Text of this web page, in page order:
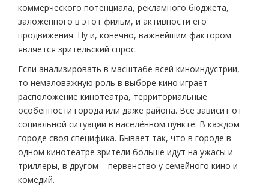
коммерческого потенциала, рекламного бюджета,
заложенного в этот фильм, и активности его
продвижения. Ну и, конечно, важнейшим фактором
является зрительский спрос.
Если анализировать в масштабе всей киноиндустрии,
то немаловажную роль в выборе кино играет
расположение кинотеатра, территориальные
особенности города или даже района. Всё зависит от
социальной ситуации в населённом пункте. В каждом
городе своя специфика. Бывает так, что в городе в
одном кинотеатре зрители больше идут на ужасы и
триллеры, в другом – первенство у семейного кино и
комедий.